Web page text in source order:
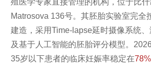
殖医学专家直接管理的机构，位于比
Matrosova 136号。其胚胎实验室完全
建造，采用Time-lapse延时摄像系统
及基于人工智能的胚胎评分模型。
35岁以下患者的临床妊娠率稳定在